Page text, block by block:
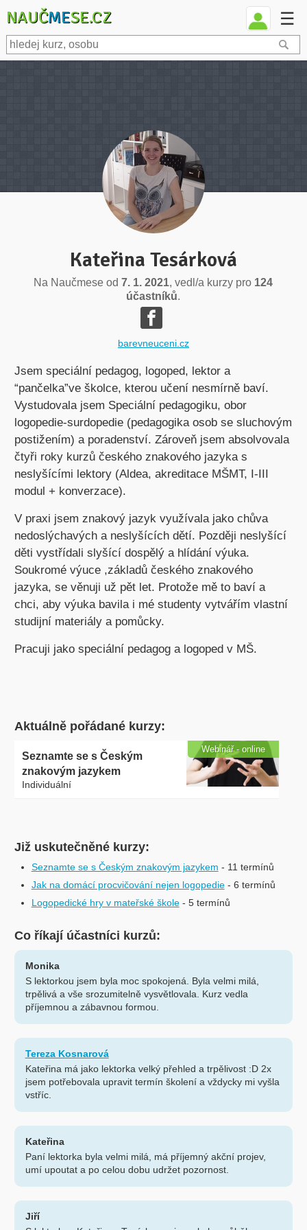
NAUČMESE.CZ ☰
Kateřina Tesárková
Na Naučmese od7. 1. 2021, vedl/a kurzy pro 124
účastníků.
barevneuceni.cz
Jsem speciální pedagog, logoped, lektor a
“pančelka”ve školce, kterou učení nesmírně baví.
Vystudovala jsem Speciální pedagogiku, obor
logopedie-surdopedie (pedagogika osob se sluchovým
postižením) a poradenství. Zároveň jsem absolvovala
čtyři roky kurzů českého znakového jazyka s
neslyšícími lektory (Aldea, akreditace MŠMT, I-III
modul + konverzace).
V praxi jsem znakový jazyk využívala jako chůva
nedoslýchavých a neslyšících dětí. Později neslyšící
děti vystřídali slyšící dospělý a hlídání výuka.
Soukromé výuce ,základů českého znakového
jazyka, se věnuji už pět let. Protože mě to baví a
chci, aby výuka bavila i mé studenty vytvářím vlastní
studijní materiály a pomůcky.
Pracuji jako speciální pedagog a logoped v MŠ.
Aktuálně pořádané kurzy:
Seznamte se s Českým
znakovým jazykem
Individuální
Webinář - online
Již uskutečněné kurzy:
Seznamte se s Českým znakovým jazykem - 11 termínů
Jak na domácí procvičování nejen logopedie - 6 termínů
Logopedické hry v mateřské škole - 5 termínů
Co říkají účastníci kurzů:
Monika
S lektorkou jsem byla moc spokojená. Byla velmi milá,
trpělivá a vše srozumitelně vysvětlovala. Kurz vedla
příjemnou a zábavnou formou.
Tereza Kosnarová
Kateřina má jako lektorka velký přehled a trpělivost :D 2x
jsem potřebovala upravit termín školení a vždycky mi vyšla
vstříc.
Kateřina
Paní lektorka byla velmi milá, má příjemný akční projev,
umí upoutat a po celou dobu udržet pozornost.
Jiří